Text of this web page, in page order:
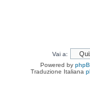
Vai a:
Powered by
Traduzione Italiana